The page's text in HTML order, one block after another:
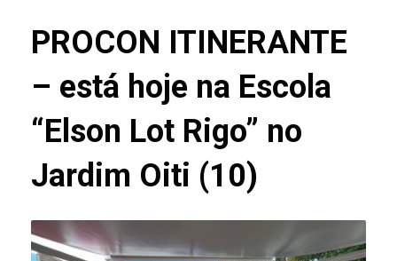
PROCON ITINERANTE
– está hoje na Escola
“Elson Lot Rigo” no
Jardim Oiti (10)